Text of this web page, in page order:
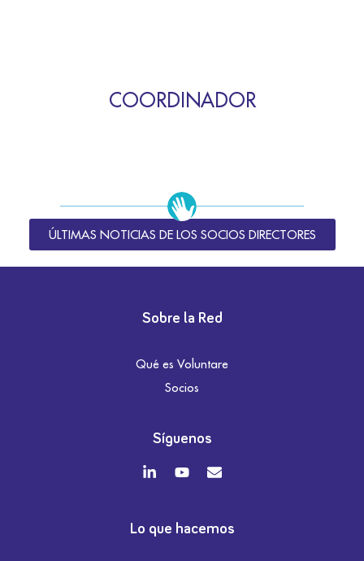
COORDINADOR
ÚLTIMAS NOTICIAS DE LOS SOCIOS DIRECTORES
Sobre la Red
Qué es Voluntare
Socios
Síguenos
Lo que hacemos